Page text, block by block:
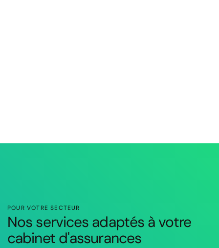
POUR VOTRE SECTEUR
Nos services adaptés à votre
cabinet d'assurances